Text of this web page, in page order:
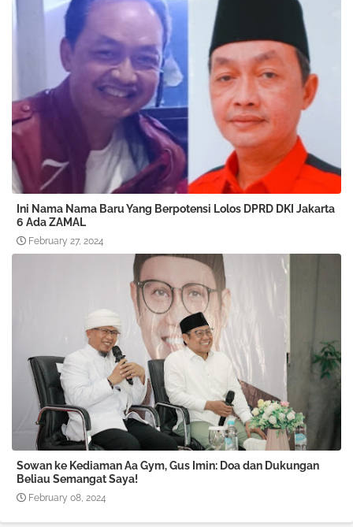
Ini Nama Nama Baru Yang Berpotensi Lolos DPRD DKI Jakarta
6 Ada ZAMAL
February 27, 2024
Sowan ke Kediaman Aa Gym, Gus Imin: Doa dan Dukungan
Beliau Semangat Saya!
February 08, 2024